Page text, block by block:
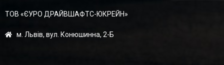
ТОВ «ЄУРО ДРАЙВШАФТC-ЮКРЕЙН»
м. Львів, вул. Конюшинна, 2-Б